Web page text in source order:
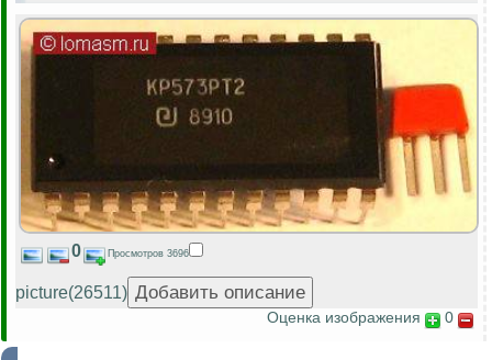
0 Просмотров 3696
picture(26511)
Оценка изображения 0